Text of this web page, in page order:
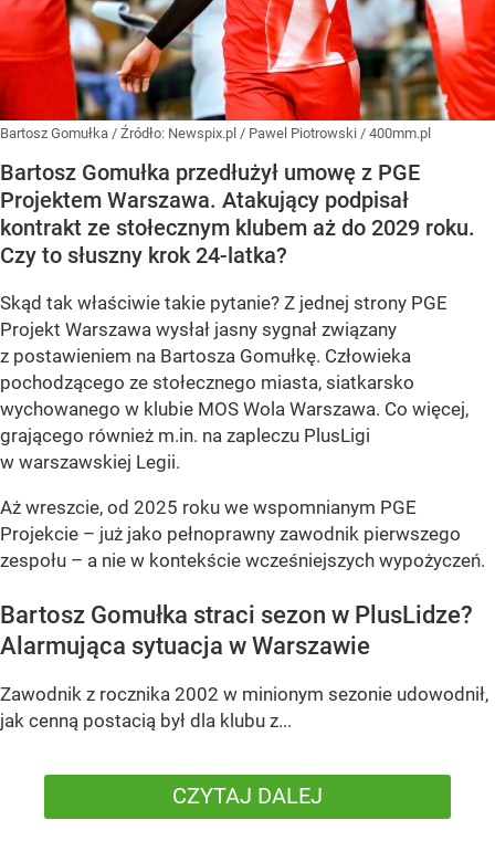
Bartosz Gomułka / Źródło: Newspix.pl / Pawel Piotrowski / 400mm.pl
Bartosz Gomułka przedłużył umowę z PGE
Projektem Warszawa. Atakujący podpisał
kontrakt ze stołecznym klubem aż do 2029 roku.
Czy to słuszny krok 24-latka?
Skąd tak właściwie takie pytanie? Z jednej strony PGE
Projekt Warszawa wysłał jasny sygnał związany
z postawieniem na Bartosza Gomułkę. Człowieka
pochodzącego ze stołecznego miasta, siatkarsko
wychowanego w klubie MOS Wola Warszawa. Co więcej,
grającego również m.in. na zapleczu PlusLigi
w warszawskiej Legii.
Aż wreszcie, od 2025 roku we wspomnianym PGE
Projekcie – już jako pełnoprawny zawodnik pierwszego
zespołu – a nie w kontekście wcześniejszych wypożyczeń.
Bartosz Gomułka straci sezon w PlusLidze?
Alarmująca sytuacja w Warszawie
Zawodnik z rocznika 2002 w minionym sezonie udowodnił,
jak cenną postacią był dla klubu z...
CZYTAJ DALEJ